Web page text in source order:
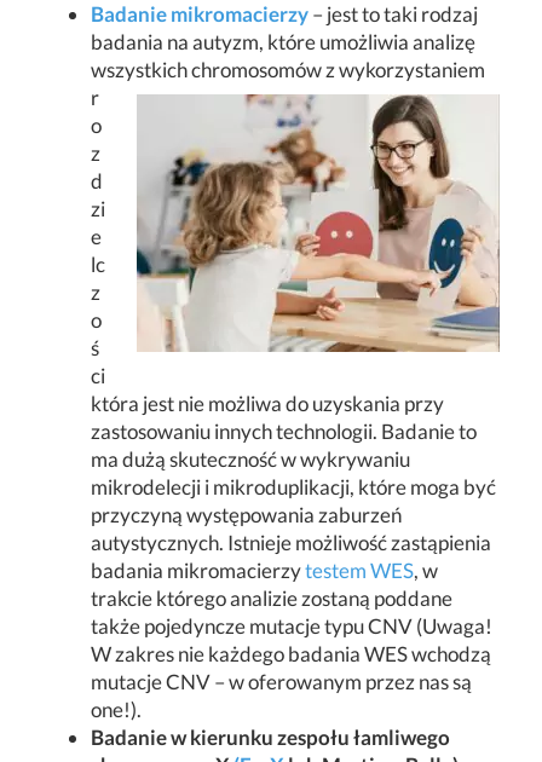
Badanie mikromacierzy– jest to taki rodzaj
badania na autyzm, które umożliwia analizę
wszystkich chromosomów z wykorzystaniem
r
o
z
d
zi
e
lc
z
o
ś
ci
która jest nie możliwa do uzyskania przy
zastosowaniu innych technologii. Badanie to
ma dużą skuteczność w wykrywaniu
mikrodelecji i mikroduplikacji, które moga być
przyczyną występowania zaburzeń
autystycznych. Istnieje możliwość zastąpienia
badania mikromacierzytestem WES, w
trakcie którego analizie zostaną poddane
także pojedyncze mutacje typu CNV (Uwaga!
W zakres nie każdego badania WES wchodzą
mutacje CNV – w oferowanym przez nas są
one!).
Badanie w kierunku zespołu łamliwego